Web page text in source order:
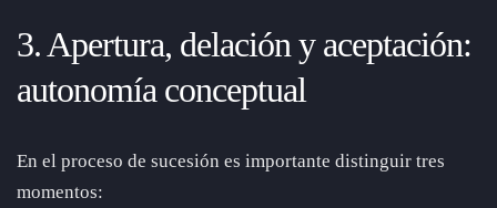
3. Apertura, delación y aceptación:
autonomía conceptual
En el proceso de sucesión es importante distinguir tres
momentos: